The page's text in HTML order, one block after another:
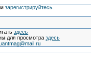
зарегистрируйтесь.
здесь
для просмотраздесь